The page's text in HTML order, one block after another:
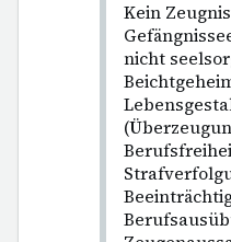
Kein
nicht